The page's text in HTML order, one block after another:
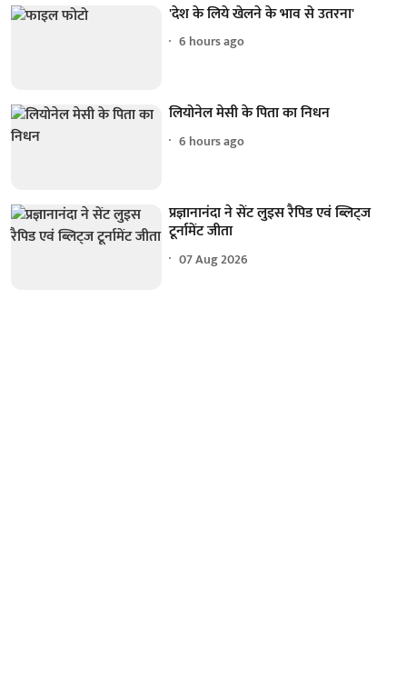
'देश के लिये खेलने के भाव से उतरना'
6 hours ago
लियोनेल मेसी के पिता का निधन
6 hours ago
प्रज्ञानानंदा ने सेंट लुइस रैपिड एवं ब्लिट्ज
टूर्नामेंट जीता
07 Aug 2026